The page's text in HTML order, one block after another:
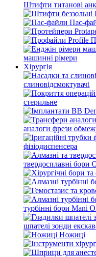
Штифти титанові
Пас-
машинні рімери
Хірургія
слиновідсмоктувачі
стерильне
аналоги фрези
фізіодиспенсера
твердосплавні бори
турбінні бори
шпателі зонди
Ножиці